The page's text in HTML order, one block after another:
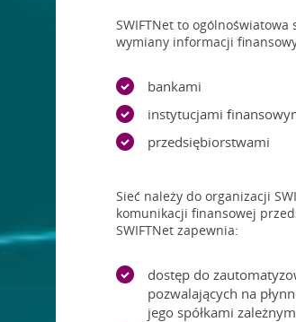
SWIFTNet to
wymiany informacji
bankami
instytucjami
przedsiębiorstwami
Sieć należy do organizacji
komunikacji finansowej
SWIFTNet zapewnia:
dostęp do
pozwalających na
jego spółkami